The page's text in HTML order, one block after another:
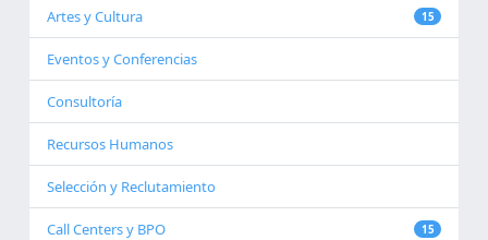
Artes y Cultura 15
Eventos y Conferencias
Consultoría
Recursos Humanos
Selección y Reclutamiento
Call Centers y BPO 15